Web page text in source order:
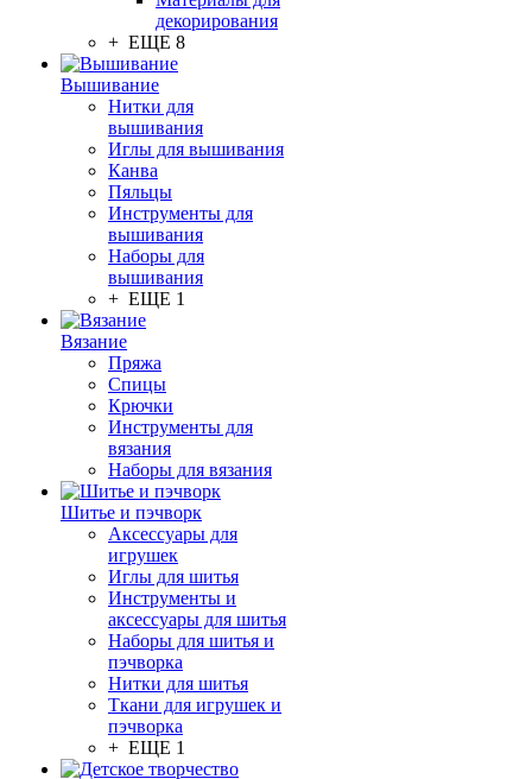
декорирования
+ ЕЩЕ 8
Вышивание
Нитки для
вышивания
Иглы для вышивания
Канва
Пяльцы
Инструменты для
вышивания
Наборы для
вышивания
+ ЕЩЕ 1
Вязание
Пряжа
Спицы
Крючки
Инструменты для
вязания
Наборы для вязания
Шитье и пэчворк
Аксессуары для
игрушек
Иглы для шитья
Инструменты и
аксессуары для шитья
Наборы для шитья и
пэчворка
Нитки для шитья
Ткани для игрушек и
пэчворка
+ ЕЩЕ 1